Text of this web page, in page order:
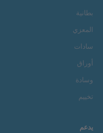
بطانية
المعزي
سادات
أوراق
وسادة
تخييم
يدعم